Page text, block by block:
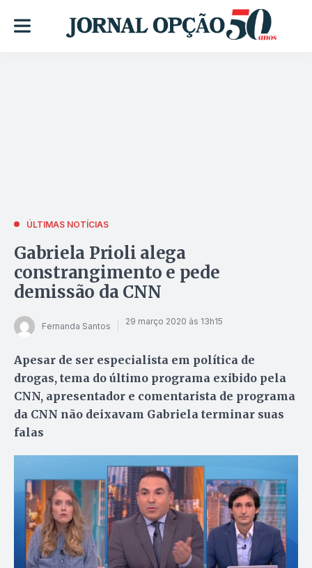
ÚLTIMAS NOTÍCIAS
Gabriela Prioli alega
constrangimento e pede
demissão da CNN
Fernanda Santos 29 março 2020 às 13h15
Apesar de ser especialista em política de
drogas, tema do último programa exibido pela
CNN, apresentador e comentarista de programa
da CNN não deixavam Gabriela terminar suas
falas